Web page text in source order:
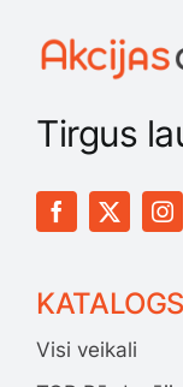
Tirgus
KATALOGS
Visi veikali